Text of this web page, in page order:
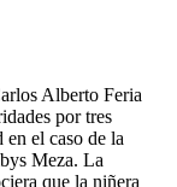
Alberto Feria
por tres
el caso de la
Meza. La
que la niñera